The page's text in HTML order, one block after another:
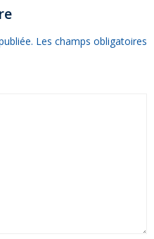
Les champs obligatoires